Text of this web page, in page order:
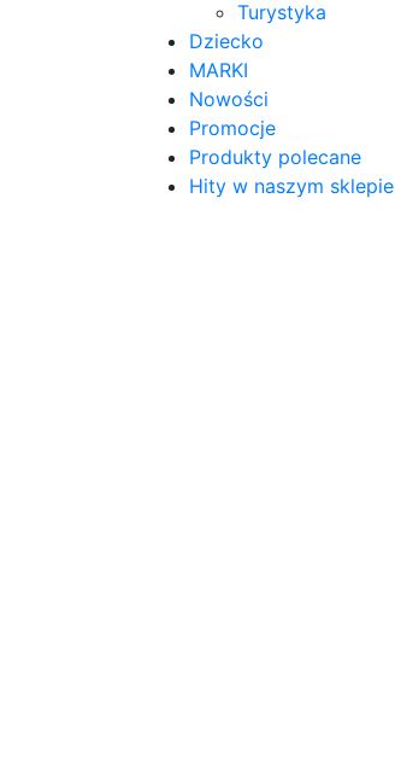
Turystyka
Dziecko
MARKI
Nowości
Promocje
Produkty polecane
Hity w naszym sklepie